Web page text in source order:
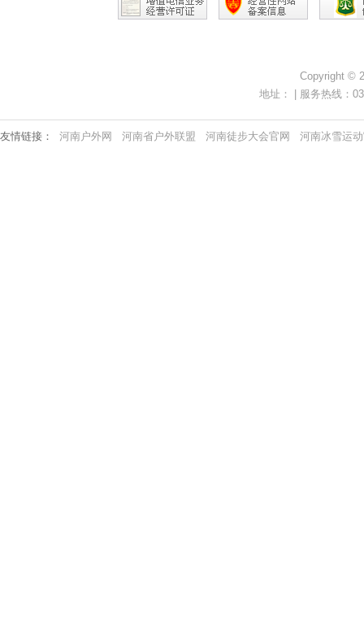
Copyright ©
地址： | 服务热线：
友情链接： 河南户外网 河南省户外联盟 河南徒步大会官网 河南冰雪运